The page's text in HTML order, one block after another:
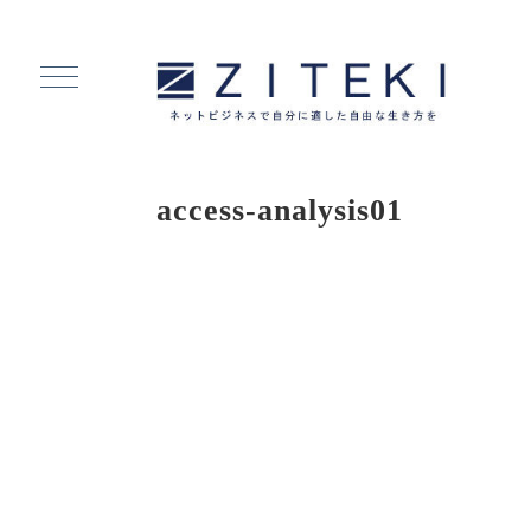
access-analysis01